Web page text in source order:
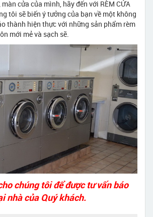
cửa của mình, hãy đến với RÈM CỬA
tôi sẽ biến ý tưởng của bạn về một không
thành hiện thực với những sản phẩm rèm
mới mẻ và sạch sẽ.
chúng tôi để được tư vấn báo
nhà của Quý khách.